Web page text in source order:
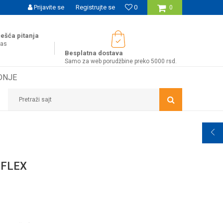
BESPLATNE ISPORUKE ZA WEB PORUDŽBINE! 0
0
Prijavite se Registrujte se
pitanja
Besplatna dostava
Samo za web porudžbine preko 5000 rsd.
Pretraži sajt